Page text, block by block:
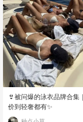
👙被问爆的泳衣品牌合集
价到轻奢都有✨